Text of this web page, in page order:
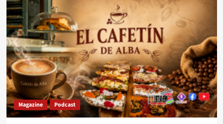
Magazine Podcast